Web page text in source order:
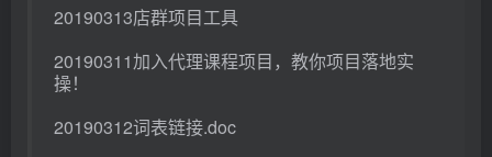
20190313店群项目工具
20190311加入代理课程项目，教你项目落地实
操！
20190312词表链接.doc